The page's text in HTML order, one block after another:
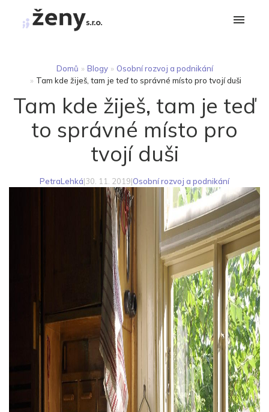
Domů » Blogy » Osobní rozvoj a podnikání
» Tam kde žiješ, tam je teď to správné místo pro tvojí duši
Tam kde žiješ, tam je teď
to správné místo pro
tvojí duši
PetraLehká|30. 11. 2019|Osobní rozvoj a podnikání